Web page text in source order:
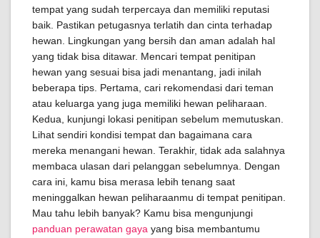
tempat yang sudah terpercaya dan memiliki reputasi
baik. Pastikan petugasnya terlatih dan cinta terhadap
hewan. Lingkungan yang bersih dan aman adalah hal
yang tidak bisa ditawar. Mencari tempat penitipan
hewan yang sesuai bisa jadi menantang, jadi inilah
beberapa tips. Pertama, cari rekomendasi dari teman
atau keluarga yang juga memiliki hewan peliharaan.
Kedua, kunjungi lokasi penitipan sebelum memutuskan.
Lihat sendiri kondisi tempat dan bagaimana cara
mereka menangani hewan. Terakhir, tidak ada salahnya
membaca ulasan dari pelanggan sebelumnya. Dengan
cara ini, kamu bisa merasa lebih tenang saat
meninggalkan hewan peliharaanmu di tempat penitipan.
Mau tahu lebih banyak? Kamu bisa mengunjungi
panduan perawatan gaya yang bisa membantumu